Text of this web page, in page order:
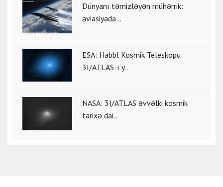
Dünyanı təmizləyən mühərrik:
aviasiyada ..
ESA: Habbl Kosmik Teleskopu
3I/ATLAS-ı y..
NASA: 3I/ATLAS əvvəlki kosmik
tarixə dai..